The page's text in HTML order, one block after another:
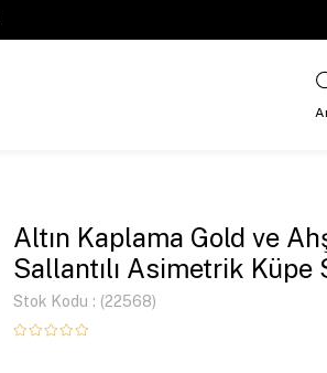
Altın Kaplama Gold ve
Sallantılı Asimetrik Küpe
Stok Kodu (22568)